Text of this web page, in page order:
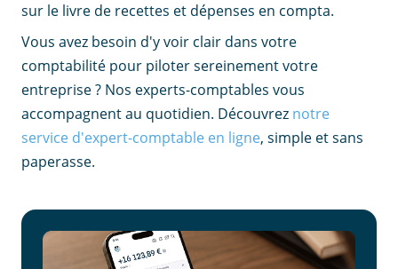
sur le livre de recettes et dépenses en compta.
Vous avez besoin d'y voir clair dans votre
comptabilité pour piloter sereinement votre
entreprise ? Nos experts-comptables vous
accompagnent au quotidien. Découvrez notre
service d'expert-comptable en ligne, simple et sans
paperasse.